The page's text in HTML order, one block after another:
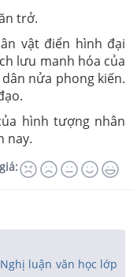
trở.
vật điển hình đại
lưu manh hóa của
nửa phong kiến.
hình tượng nhân
nay.
luận văn học lớp